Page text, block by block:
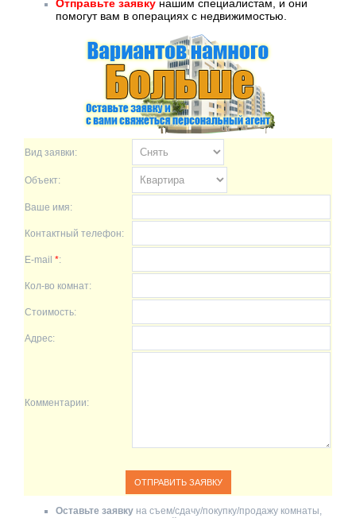
Отправьте заявку нашим специалистам, и они
помогут вам в операциях с недвижимостью.
Вид заявки:
Объект:
Ваше имя:
Контактный телефон:
E-mail *:
Кол-во комнат:
Стоимость:
Адрес:
Комментарии:
Оставьте заявку на съем/сдачу/покупку/продажу комнаты,